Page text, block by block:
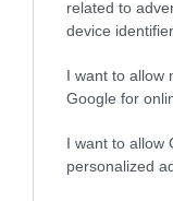
related to
device
I want to allow
Google for
I want to allow
personalized
επαγγελματικό